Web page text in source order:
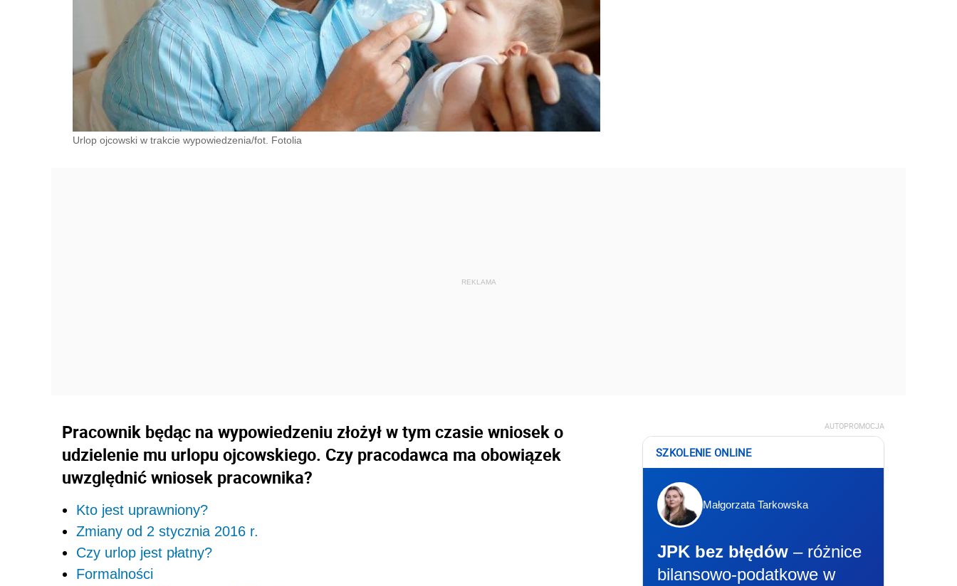
Urlop ojcowski w trakcie wypowiedzenia/fot. Fotolia
Pracownik będąc na wypowiedzeniu złożył w tym czasie wniosek o
udzielenie mu urlopu ojcowskiego. Czy pracodawca ma obowiązek
uwzględnić wniosek pracownika?
Kto jest uprawniony?
Zmiany od 2 stycznia 2016 r.
Czy urlop jest płatny?
Formalności
AUTOPROMOCJA
SZKOLENIE ONLINE
Małgorzata Tarkowska
JPK bez błędów – różnice
bilansowo-podatkowe w